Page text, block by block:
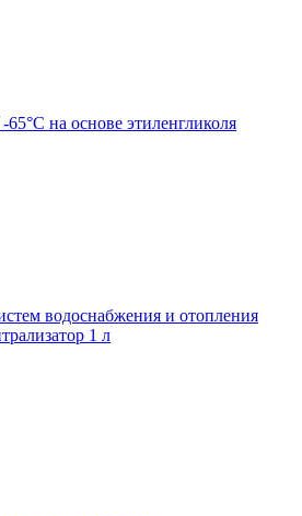
на основе этиленгликоля
водоснабжения и отопления
1 л